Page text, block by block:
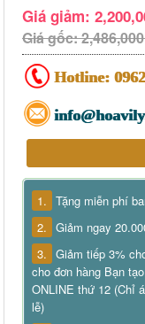
Giá giảm:
Giá gốc:
Hotline:
1. Tặng miễn phí
2. Giảm ngay
3. Giảm tiếp 3%
cho đơn hàng Bạn
ONLINE thứ 12 (Chỉ
lễ)